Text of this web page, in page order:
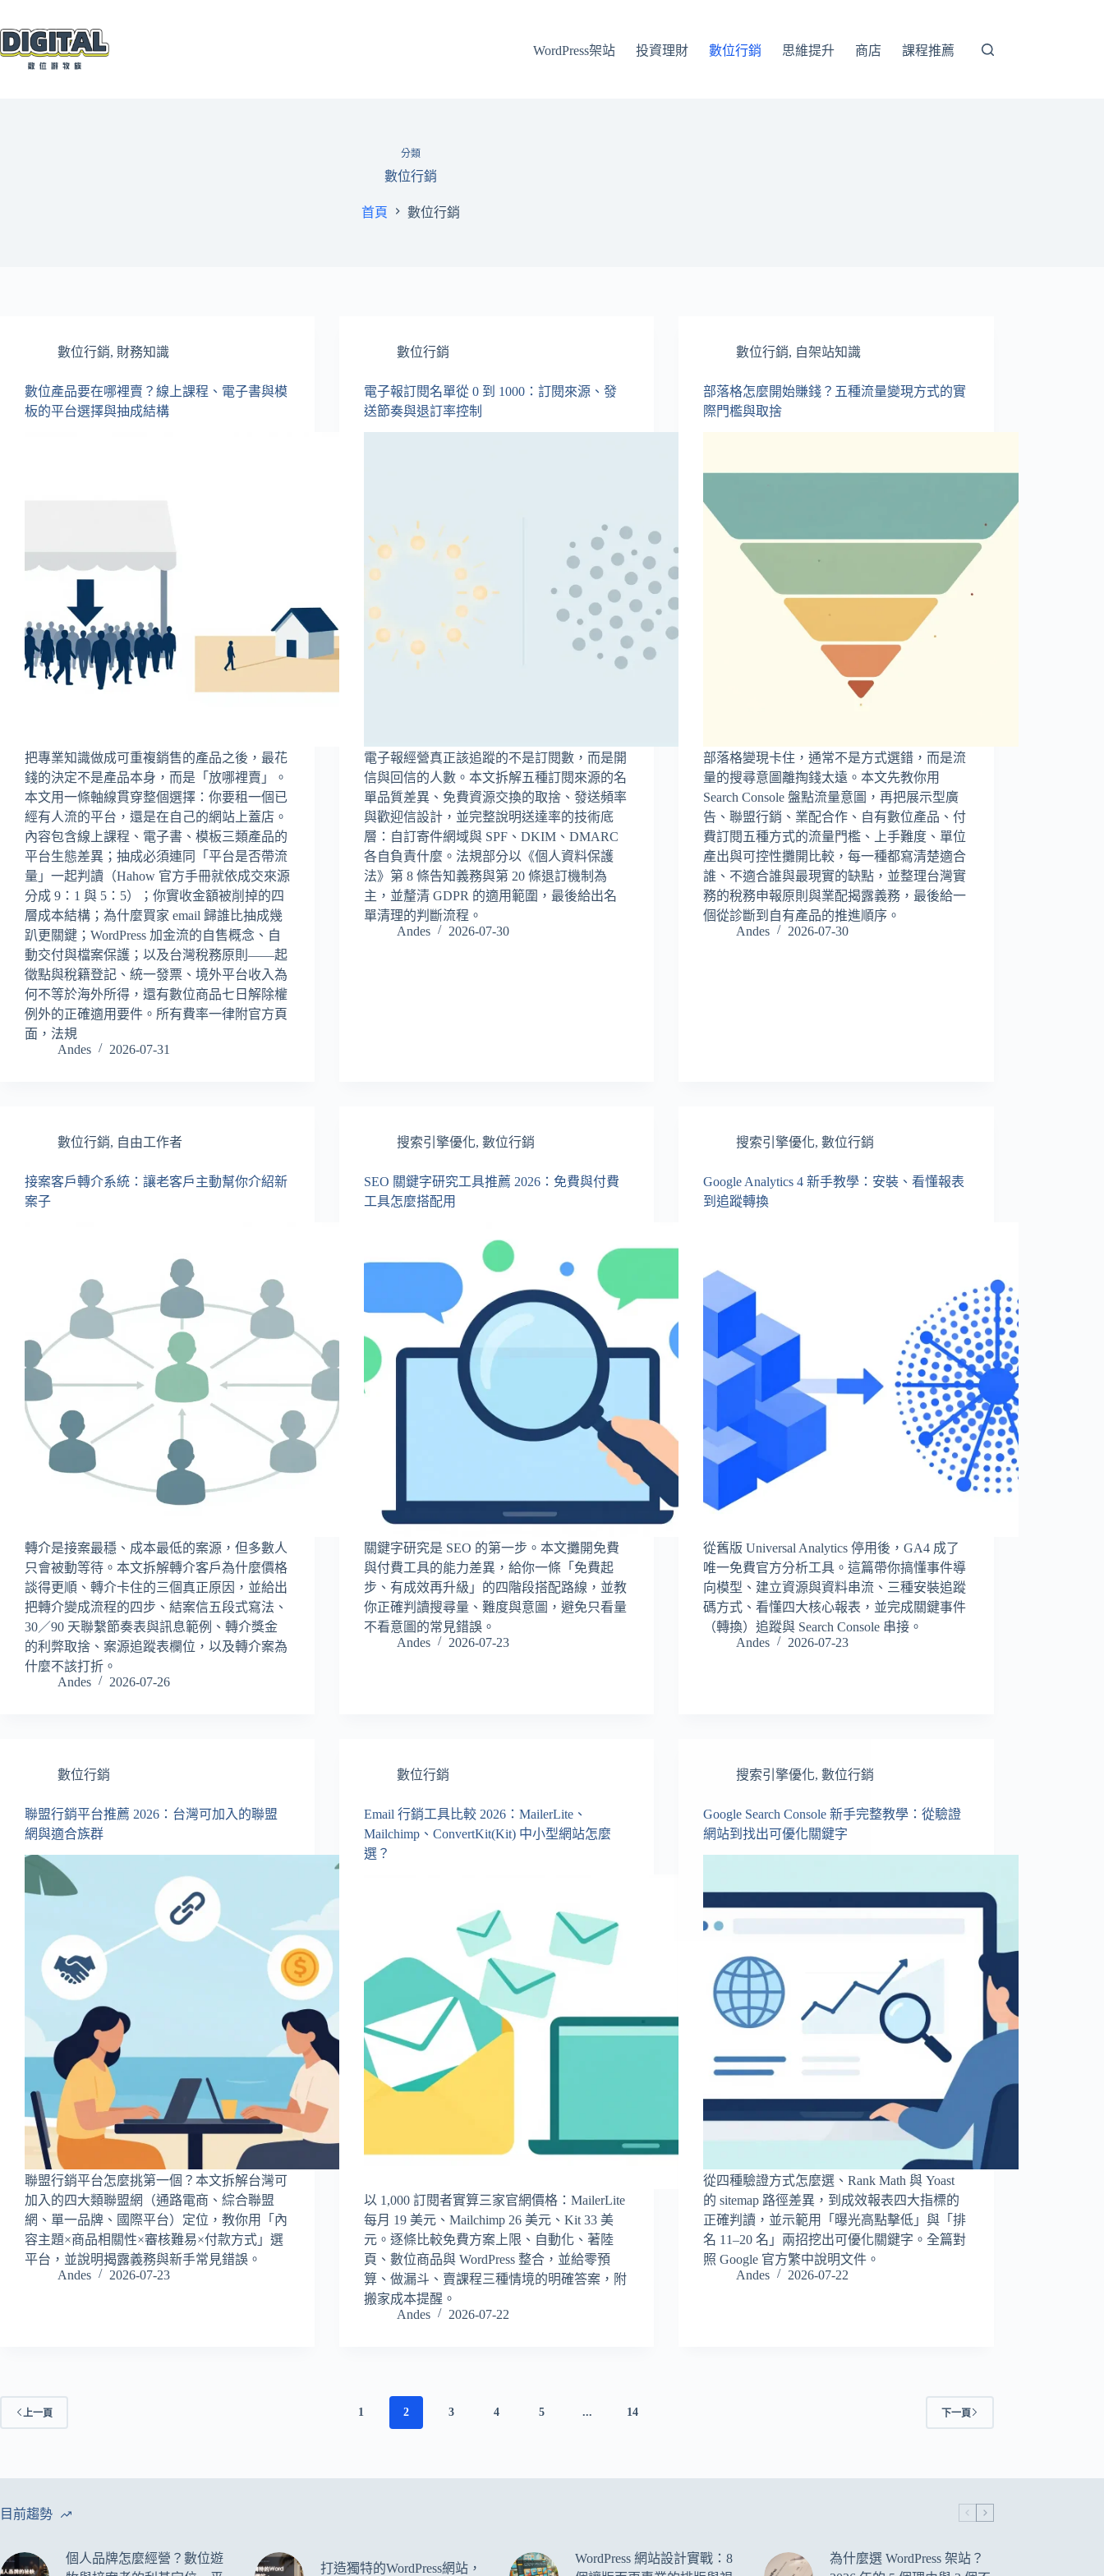
至
主
WordPress架站 投資理財 數位行銷 思維提升 商店 課程推薦
分類
數位行銷
首頁 數位行銷
數位行銷, 財務知識
數位產品要在哪裡賣？線上課程、電子書與模
板的平台選擇與抽成結構
把專業知識做成可重複銷售的產品之後，最花
錢的決定不是產品本身，而是「放哪裡賣」。
本文用一條軸線貫穿整個選擇：你要租一個已
經有人流的平台，還是在自己的網站上蓋店。
內容包含線上課程、電子書、模板三類產品的
平台生態差異；抽成必須連同「平台是否帶流
量」一起判讀（Hahow 官方手冊就依成交來源
分成 9：1 與 5：5）；你實收金額被削掉的四
層成本結構；為什麼買家 email 歸誰比抽成幾
趴更關鍵；WordPress 加金流的自售概念、自
動交付與檔案保護；以及台灣稅務原則——起
徵點與稅籍登記、統一發票、境外平台收入為
何不等於海外所得，還有數位商品七日解除權
例外的正確適用要件。所有費率一律附官方頁
面，法規
Andes
2026-07-31
數位行銷
電子報訂閱名單從 0 到 1000：訂閱來源、發
送節奏與退訂率控制
電子報經營真正該追蹤的不是訂閱數，而是開
信與回信的人數。本文拆解五種訂閱來源的名
單品質差異、免費資源交換的取捨、發送頻率
與歡迎信設計，並完整說明送達率的技術底
層：自訂寄件網域與 SPF、DKIM、DMARC
各自負責什麼。法規部分以《個人資料保護
法》第 8 條告知義務與第 20 條退訂機制為
主，並釐清 GDPR 的適用範圍，最後給出名
單清理的判斷流程。
Andes
2026-07-30
數位行銷, 自架站知識
部落格怎麼開始賺錢？五種流量變現方式的實
際門檻與取捨
部落格變現卡住，通常不是方式選錯，而是流
量的搜尋意圖離掏錢太遠。本文先教你用
Search Console 盤點流量意圖，再把展示型廣
告、聯盟行銷、業配合作、自有數位產品、付
費訂閱五種方式的流量門檻、上手難度、單位
產出與可控性攤開比較，每一種都寫清楚適合
誰、不適合誰與最現實的缺點，並整理台灣實
務的稅務申報原則與業配揭露義務，最後給一
個從診斷到自有產品的推進順序。
Andes
2026-07-30
數位行銷, 自由工作者
接案客戶轉介系統：讓老客戶主動幫你介紹新
案子
轉介是接案最穩、成本最低的案源，但多數人
只會被動等待。本文拆解轉介客戶為什麼價格
談得更順、轉介卡住的三個真正原因，並給出
把轉介變成流程的四步、結案信五段式寫法、
30／90 天聯繫節奏表與訊息範例、轉介獎金
的利弊取捨、案源追蹤表欄位，以及轉介案為
什麼不該打折。
Andes
2026-07-26
搜索引擎優化,數位行銷
SEO 關鍵字研究工具推薦 2026：免費與付費
工具怎麼搭配用
關鍵字研究是 SEO 的第一步。本文攤開免費
與付費工具的能力差異，給你一條「免費起
步、有成效再升級」的四階段搭配路線，並教
你正確判讀搜尋量、難度與意圖，避免只看量
不看意圖的常見錯誤。
Andes
2026-07-23
搜索引擎優化,數位行銷
Google Analytics 4 新手教學：安裝、看懂報表
到追蹤轉換
從舊版 Universal Analytics 停用後，GA4 成了
唯一免費官方分析工具。這篇帶你搞懂事件導
向模型、建立資源與資料串流、三種安裝追蹤
碼方式、看懂四大核心報表，並完成關鍵事件
（轉換）追蹤與 Search Console 串接。
Andes
2026-07-23
數位行銷
聯盟行銷平台推薦 2026：台灣可加入的聯盟
網與適合族群
聯盟行銷平台怎麼挑第一個？本文拆解台灣可
加入的四大類聯盟網（通路電商、綜合聯盟
網、單一品牌、國際平台）定位，教你用「內
容主題×商品相關性×審核難易×付款方式」選
平台，並說明揭露義務與新手常見錯誤。
Andes
2026-07-23
數位行銷
Email 行銷工具比較 2026：MailerLite、
Mailchimp、ConvertKit(Kit) 中小型網站怎麼
選？
以 1,000 訂閱者實算三家官網價格：MailerLite
每月 19 美元、Mailchimp 26 美元、Kit 33 美
元。逐條比較免費方案上限、自動化、著陸
頁、數位商品與 WordPress 整合，並給零預
算、做漏斗、賣課程三種情境的明確答案，附
搬家成本提醒。
Andes
2026-07-22
搜索引擎優化,數位行銷
Google Search Console 新手完整教學：從驗證
網站到找出可優化關鍵字
從四種驗證方式怎麼選、Rank Math 與 Yoast
的 sitemap 路徑差異，到成效報表四大指標的
正確判讀，並示範用「曝光高點擊低」與「排
名 11–20 名」兩招挖出可優化關鍵字。全篇對
照 Google 官方繁中說明文件。
Andes
2026-07-22
上一頁 1 2 3 4 5 ... 14 下一頁
目前趨勢
個人品牌怎麼經營？數位遊
打造獨特的WordPress網站，
WordPress 網站設計實戰：8
為什麼選 WordPress 架站？